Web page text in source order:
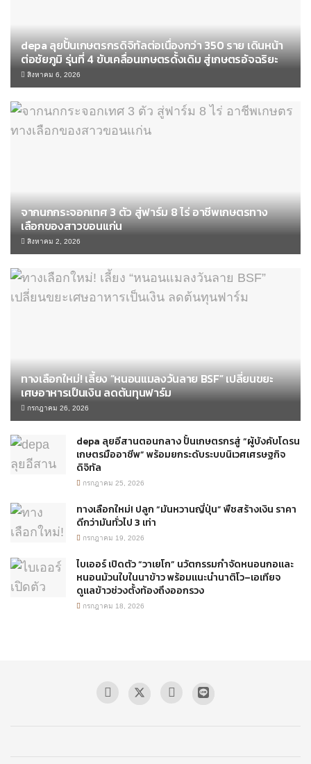
depa ลุยปั้นเกษตรกรดิจิทัลต่อเนื่องกว่า 350 ราย เดินหน้า
ต่อชัยภูมิ รุ่นที่ 4 ขับเคลื่อนเกษตรดั้งเดิม สู่เกษตรอัจฉริยะ
สิงหาคม 6, 2026
จากนกกระจอกเทศ 3 ตัว สู่ฟาร์ม 8 ไร่ อาชีพเกษตรทาง
เลือกของสาวขอนแก่น
สิงหาคม 2, 2026
ทางเลือกใหม่! เลี้ยง “หนอนแมลงวันลาย BSF” เปลี่ยนขยะ
เศษอาหารเป็นเงิน ลดต้นทุนฟาร์ม
กรกฎาคม 26, 2026
depa ลุยอีสานตอนกลาง ปั้นเกษตรกรสู่ “ผู้บังคับโดรน
เกษตรมืออาชีพ” พร้อมยกระดับระบบนิเวศเศรษฐกิจ
ดิจิทัล
กรกฎาคม 25, 2026
ทางเลือกใหม่! ปลูก “มันหวานญี่ปุ่น” พืชสร้างเงิน ราคา
ดีกว่ามันทั่วไป 3 เท่า
กรกฎาคม 19, 2026
ไบเออร์ เปิดตัว “วาเยโก” นวัตกรรมกำจัดหนอนกอและ
หนอนม้วนใบในนาข้าว พร้อมแนะนำนาติโว–เอเทียจ
ดูแลข้าวช่วงตั้งท้องถึงออกรวง
กรกฎาคม 18, 2026